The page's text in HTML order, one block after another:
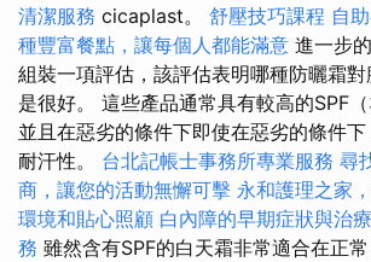
清潔服務 cicaplast。 舒壓技巧課程 自
種豐富餐點，讓每個人都能滿意 進一步
組裝一項評估，該評估表明哪種防曬霜
是很好。 這些產品通常具有較高的SPF
並且在惡劣的條件下即使在惡劣的條件
耐汗性。 台北記帳士事務所專業服務 尋
商，讓您的活動無懈可擊 永和護理之家
環境和貼心照顧 白內障的早期症狀與治
務 雖然含有SPF的白天霜非常適合在正